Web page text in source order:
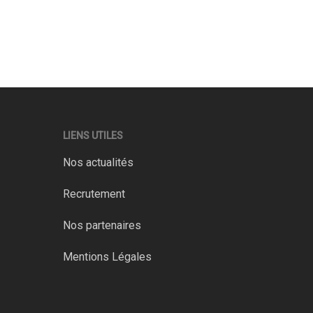
LIENS UTILES
Nos actualités
Recrutement
Nos partenaires
Mentions Légales